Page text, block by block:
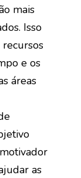
mais
Isso
e os
áreas
as